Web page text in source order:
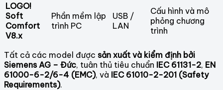
LOGO!
Soft
Comfort
V8.x
Phần mềm lập
trình PC
USB /
LAN
Cấu hình và mô
phỏng chương
trình
Tất cả các model được sản xuất và kiểm định bởi
Siemens AG – Đức, tuân thủ tiêu chuẩn IEC 61131-2, EN
61000-6-2/6-4 (EMC), và IEC 61010-2-201 (Safety
Requirements).